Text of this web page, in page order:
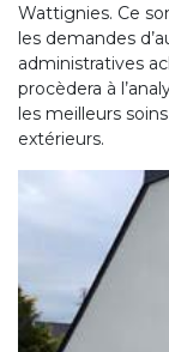
Wattignies. Ce
les demandes
administratives
procèdera à
les meilleurs
extérieurs.